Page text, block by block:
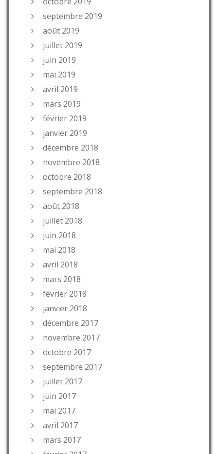
septembre 2019
août 2019
juillet 2019
juin 2019
mai 2019
avril 2019
mars 2019
février 2019
janvier 2019
décembre 2018
novembre 2018
octobre 2018
septembre 2018
août 2018
juillet 2018
juin 2018
mai 2018
avril 2018
mars 2018
février 2018
janvier 2018
décembre 2017
novembre 2017
octobre 2017
septembre 2017
juillet 2017
juin 2017
mai 2017
avril 2017
mars 2017